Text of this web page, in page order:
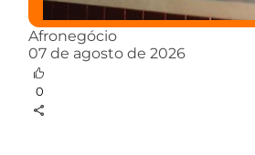
Afronegócio
07 de agosto de 2026
0